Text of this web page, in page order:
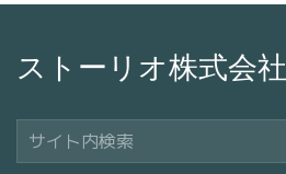
ストーリオ株式会社